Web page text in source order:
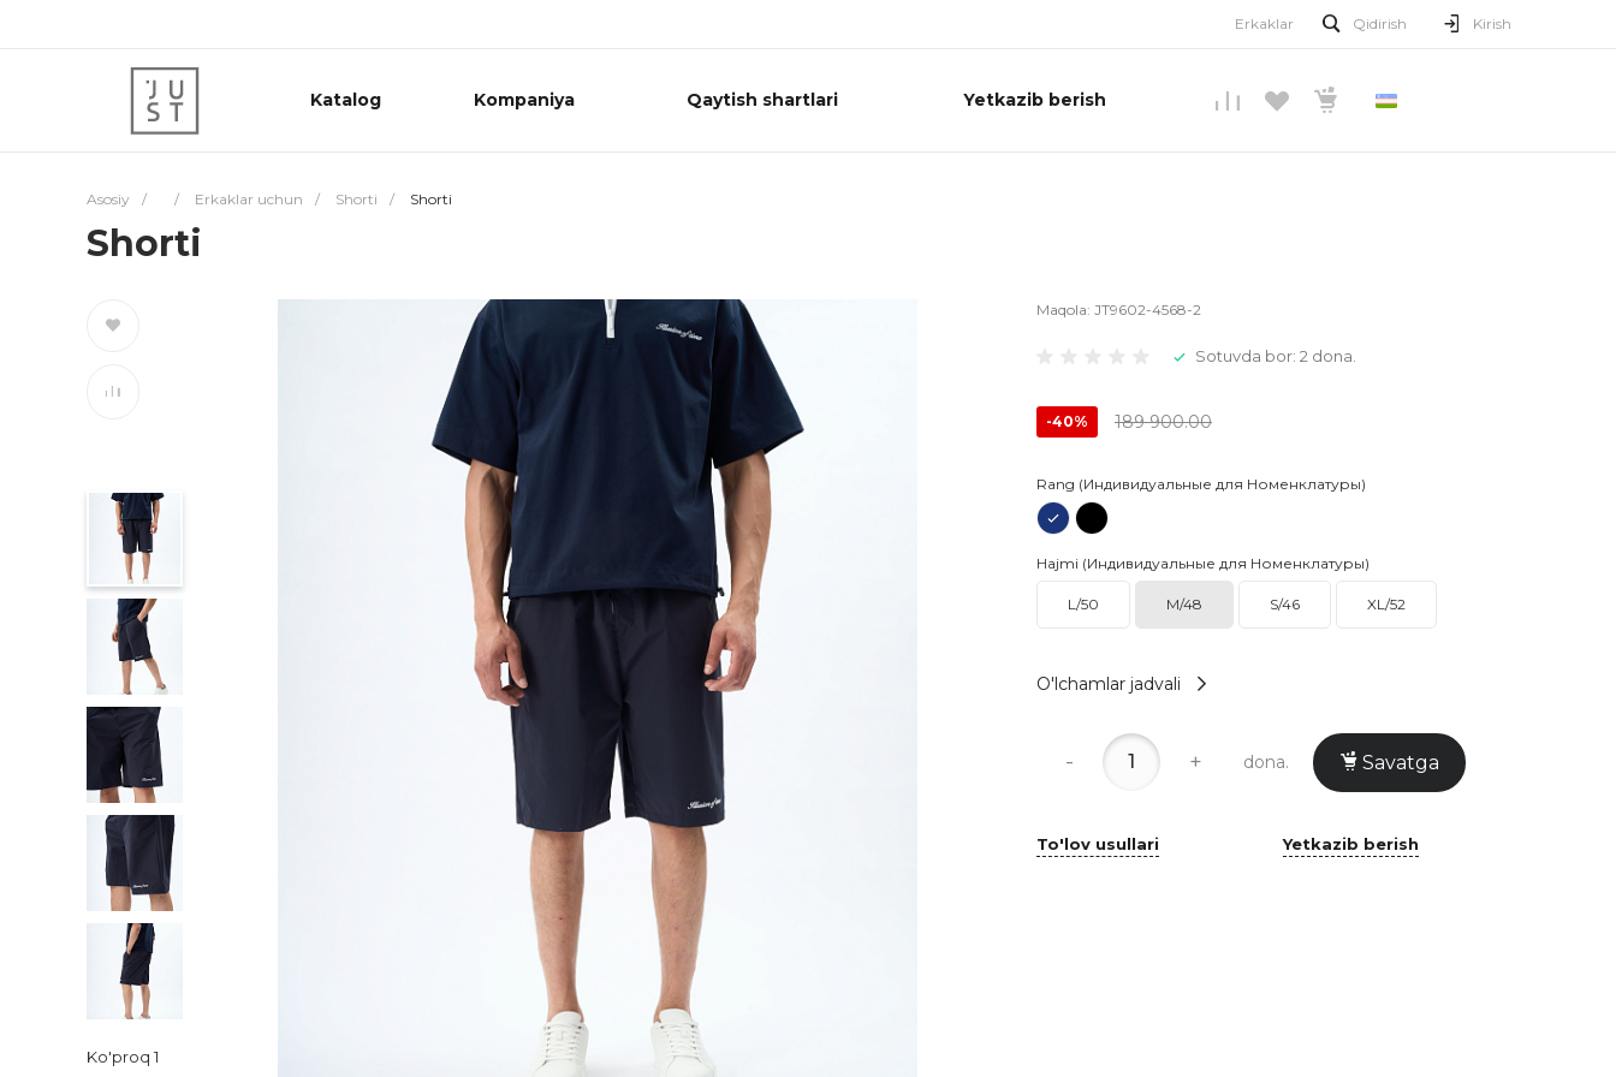
Erkaklar Qidirish Kirish
Katalog Kompaniya Qaytish shartlari Yetkazib berish
Asosiy / / Erkaklar uchun / Shorti / Shorti
Shorti
Ko'proq 1
Maqola: JT9602-4568-2
Sotuvda bor: 2 dona.
-40% 189 900.00
Rang (Индивидуальные для Номенклатуры)
Hajmi (Индивидуальные для Номенклатуры)
L/50 M/48 S/46 XL/52
O'lchamlar jadvali
- + dona. Savatga
To'lov usullari Yetkazib berish